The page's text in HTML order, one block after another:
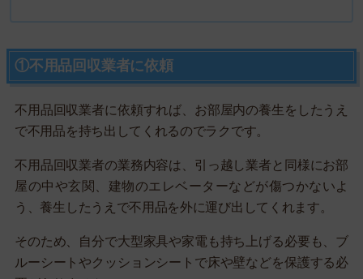
①不用品回収業者に依頼
不用品回収業者に依頼すれば、お部屋内の養生をしたうえ
で不用品を持ち出してくれるのでラクです。
不用品回収業者の業務内容は、引っ越し業者と同様にお部
屋の中や玄関、建物のエレベーターなどが傷つかないよ
う、養生したうえで不用品を外に運び出してくれます。
そのため、自分で大型家具や家電も持ち上げる必要も、ブ
ルーシートやクッションシートで床や壁などを保護する必